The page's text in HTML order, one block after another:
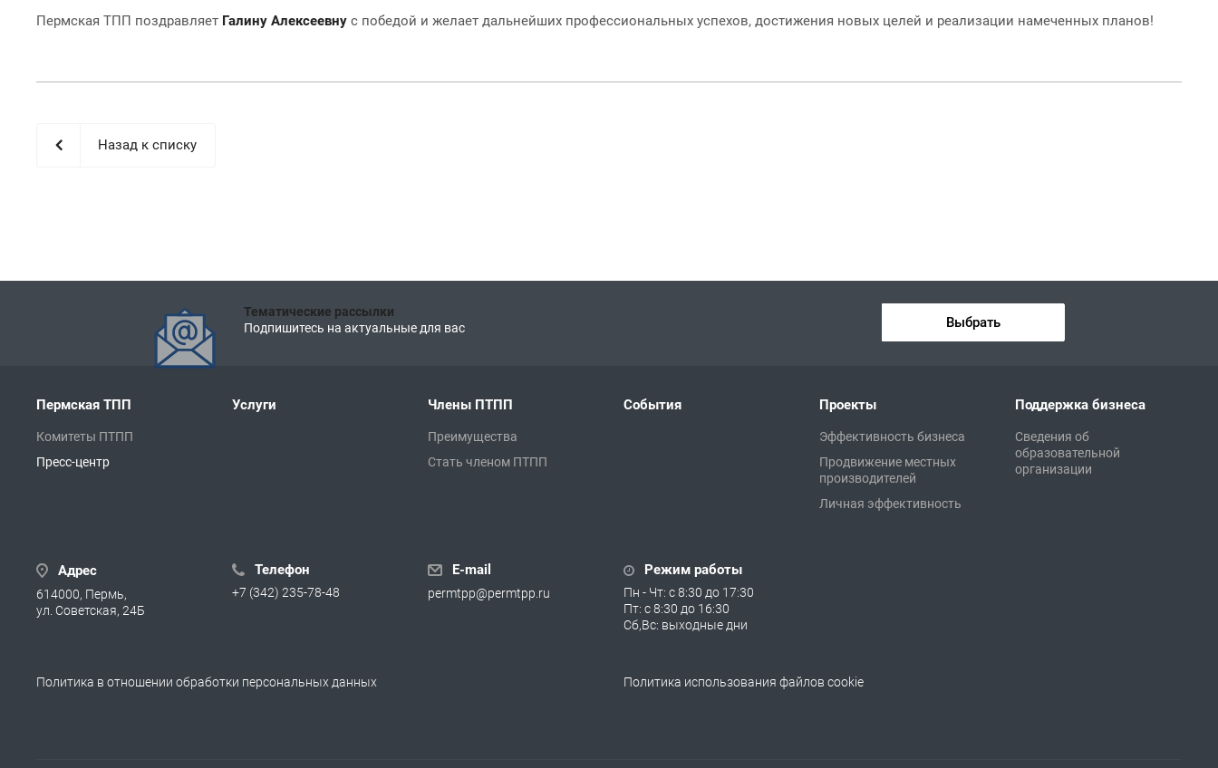
Пермская ТПП поздравляет Галину Алексеевну с победой и желает дальнейших профессиональных успехов, достижения новых целей и реализации намеченных планов!
Назад к списку
Тематические рассылки
Подпишитесь на актуальные для вас
Выбрать
Пермская ТПП
Комитеты ПТПП
Пресс-центр
Услуги Члены ПТПП
Преимущества
Стать членом ПТПП
События Проекты
Эффективность бизнеса
Продвижение местных
производителей
Личная эффективность
Поддержка бизнеса
Сведения об
образовательной
организации
Адрес
614000, Пермь,
ул. Советская, 24Б
Телефон
+7 (342) 235-78-48
E-mail
permtpp@permtpp.ru
Режим работы
Пн - Чт: с 8:30 до 17:30
Пт: с 8:30 до 16:30
Сб,Вс: выходные дни
Политика в отношении обработки персональных данных Политика использования файлов cookie